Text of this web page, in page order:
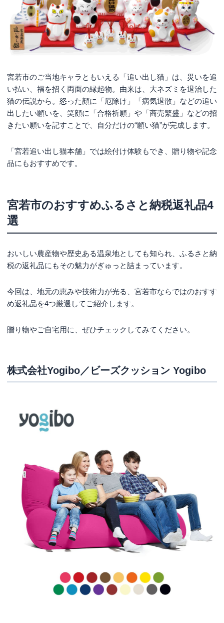
宮若市のご当地キャラともいえる「追い出し猫」は、災いを追
い払い、福を招く両面の縁起物。由来は、大ネズミを退治した
猫の伝説から。怒った顔に「厄除け」「病気退散」などの追い
出したい願いを、笑顔に「合格祈願」や「商売繁盛」などの招
きたい願いを記すことで、自分だけの“願い猫”が完成します。
「宮若追い出し猫本舗」では絵付け体験もでき、贈り物や記念
品にもおすすめです。
宮若市のおすすめふるさと納税返礼品4
選
おいしい農産物や歴史ある温泉地としても知られ、ふるさと納
税の返礼品にもその魅力がぎゅっと詰まっています。
今回は、地元の恵みや技術力が光る、宮若市ならではのおすす
め返礼品を4つ厳選してご紹介します。
贈り物やご自宅用に、ぜひチェックしてみてください。
株式会社Yogibo／ビーズクッション Yogibo